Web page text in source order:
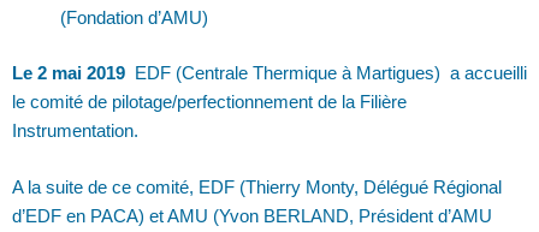
(Fondation d’AMU)
Le 2 mai 2019 EDF (Centrale Thermique à Martigues) a accueilli
le comité de pilotage/perfectionnement de la Filière
Instrumentation.
A la suite de ce comité, EDF (Thierry Monty, Délégué Régional
d’EDF en PACA) et AMU (Yvon BERLAND, Président d’AMU